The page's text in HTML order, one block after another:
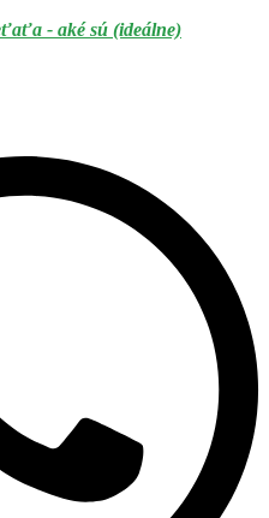
- aké sú (ideálne)